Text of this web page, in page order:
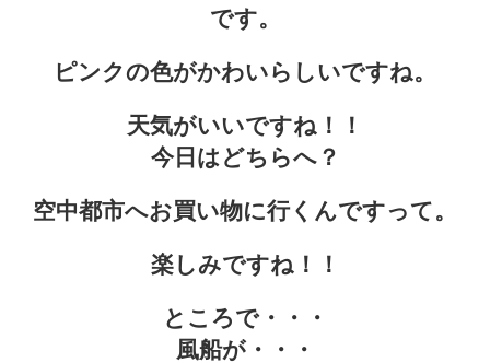
です。
ピンクの色がかわいらしいですね。
天気がいいですね！！
今日はどちらへ？
空中都市へお買い物に行くんですって。
楽しみですね！！
ところで・・・
風船が・・・